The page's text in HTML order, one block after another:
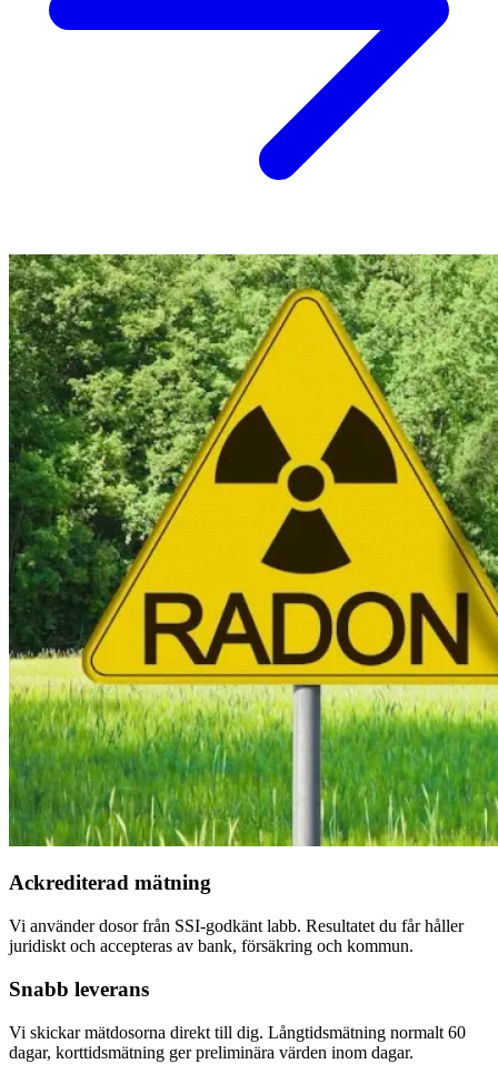
Ackrediterad mätning
Vi använder dosor från SSI-godkänt labb. Resultatet du får håller
juridiskt och accepteras av bank, försäkring och kommun.
Snabb leverans
Vi skickar mätdosorna direkt till dig. Långtidsmätning normalt 60
dagar, korttidsmätning ger preliminära värden inom dagar.